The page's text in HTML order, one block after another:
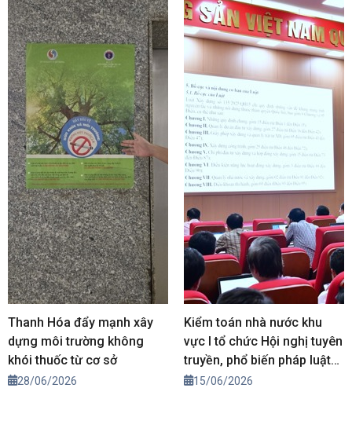
Thanh Hóa đẩy mạnh xây
dựng môi trường không
khói thuốc từ cơ sở
28/06/2026
Kiểm toán nhà nước khu
vực I tổ chức Hội nghị tuyên
truyền, phổ biến pháp luật
năm 2026
15/06/2026